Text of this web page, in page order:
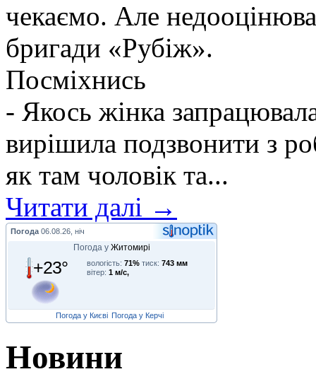
чекаємо. Але
бригади «Рубіж».
Посміхнись
- Якось жінка
вирішила подзвонити з
як там чоловік та...
Читати далі →
Погода 06.08.26, ніч
Погода у Житомирі
+23° вологість: 71% тиск: 743 мм
вітер: 1 м/с,
Погода у Києві Погода у Керчі
Новини